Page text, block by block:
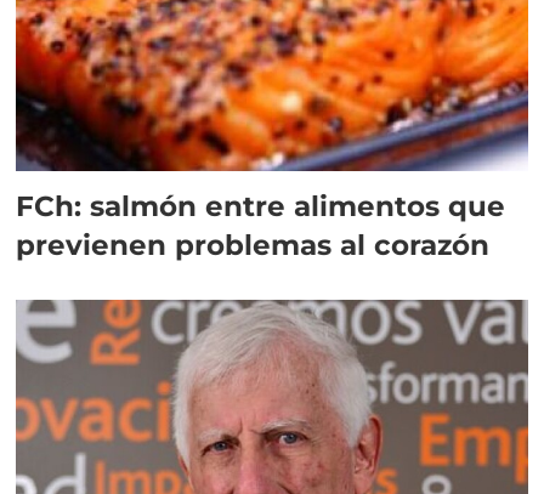
FCh: salmón entre alimentos que
previenen problemas al corazón